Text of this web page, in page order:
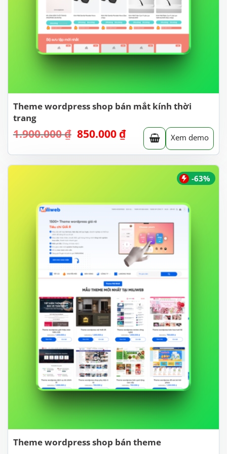
Theme wordpress shop bán mắt kính thời
trang
1.900.000₫ Giá
là:
1.900.000 ₫.
850.000 ₫Giá
hiện
tại
là:
Xem demo
-63%
Theme wordpress shop bán theme